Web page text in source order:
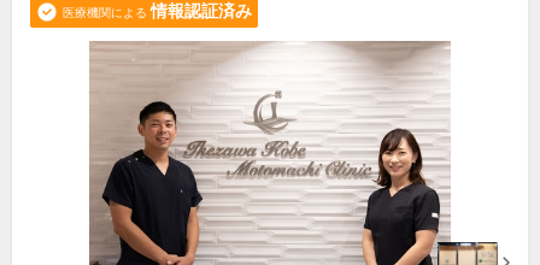
医療機関による 情報認証済み